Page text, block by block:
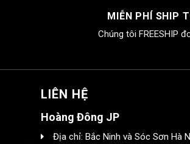
MIỄN PHÍ SHIP
Chúng tôi FREESHIP
LIÊN HỆ
Hoàng Đông JP
Địa chỉ: Bắc Ninh và Sóc Sơn Hà